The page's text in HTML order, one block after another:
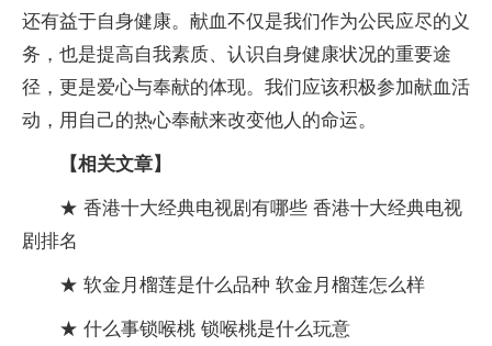
还有益于自身健康。献血不仅是我们作为公民应尽的义
务，也是提高自我素质、认识自身健康状况的重要途
径，更是爱心与奉献的体现。我们应该积极参加献血活
动，用自己的热心奉献来改变他人的命运。
【相关文章】
★ 香港十大经典电视剧有哪些 香港十大经典电视
剧排名
★ 软金月榴莲是什么品种 软金月榴莲怎么样
★ 什么事锁喉桃 锁喉桃是什么玩意